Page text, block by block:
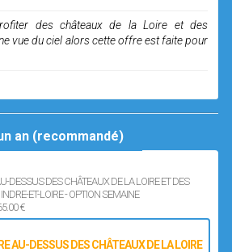
des châteaux de la Loire et des
vue du ciel alors cette offre est faite pour
an (recommandé)
DESSUS DES CHÂTEAUX DE LA LOIRE ET DES
ET-LOIRE - OPTION SEMAINE
€
AU-DESSUS DES CHÂTEAUX DE LA LOIRE